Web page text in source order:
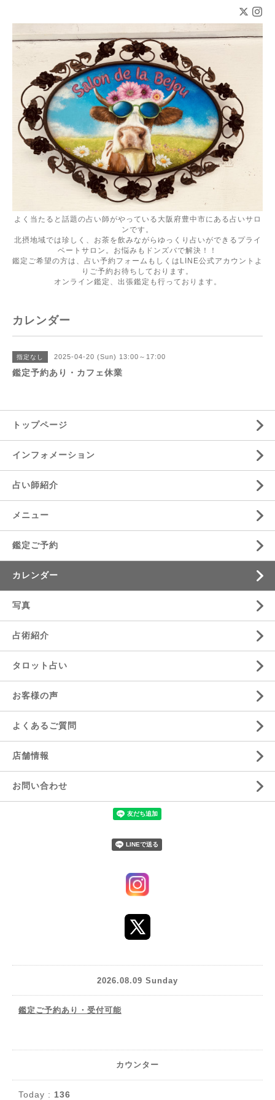
よく当たると話題の占い師がやっている大阪府豊中市にある占いサロ
ンです。
北摂地域では珍しく、お茶を飲みながらゆっくり占いができるプライ
ベートサロン。お悩みもドンズバで解決！！
鑑定ご希望の方は、占い予約フォームもしくはLINE公式アカウントよ
りご予約お待ちしております。
オンライン鑑定、出張鑑定も行っております。
カレンダー
指定なし 2025-04-20 (Sun) 13:00～17:00
鑑定予約あり・カフェ休業
トップページ
インフォメーション
占い師紹介
メニュー
鑑定ご予約
カレンダー
写真
占術紹介
タロット占い
お客様の声
よくあるご質問
店舗情報
お問い合わせ
2026.08.09 Sunday
鑑定ご予約あり・受付可能
カウンター
Today : 136